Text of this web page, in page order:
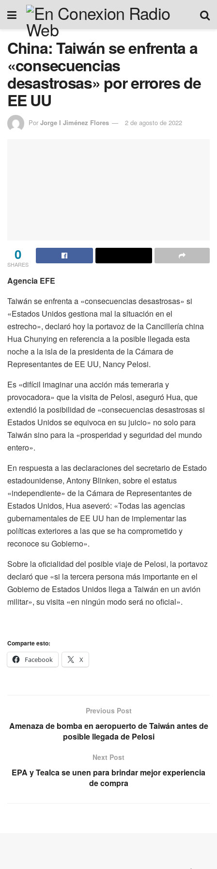
China: Taiwán se enfrenta a
«consecuencias
desastrosas» por errores de
EE UU
Por Jorge I Jiménez Flores 2 de agosto de 2022
0
SHARES
Agencia EFE
Taiwán se enfrenta a «consecuencias desastrosas» si
«Estados Unidos gestiona mal la situación en el
estrecho», declaró hoy la portavoz de la Cancillería china
Hua Chunying en referencia a la posible llegada esta
noche a la isla de la presidenta de la Cámara de
Representantes de EE UU, Nancy Pelosi.
Es «difícil imaginar una acción más temeraria y
provocadora» que la visita de Pelosi, aseguró Hua, que
extendió la posibilidad de «consecuencias desastrosas si
Estados Unidos se equivoca en su juicio» no solo para
Taiwán sino para la «prosperidad y seguridad del mundo
entero».
En respuesta a las declaraciones del secretario de Estado
estadounidense, Antony Blinken, sobre el estatus
«independiente» de la Cámara de Representantes de
Estados Unidos, Hua aseveró: «Todas las agencias
gubernamentales de EE UU han de implementar las
políticas exteriores a las que se ha comprometido y
reconoce su Gobierno».
Sobre la oficialidad del posible viaje de Pelosi, la portavoz
declaró que «si la tercera persona más importante en el
Gobierno de Estados Unidos llega a Taiwán en un avión
militar», su visita «en ningún modo será no oficial».
Comparte esto:
Facebook
X
Previous Post
Amenaza de bomba en aeropuerto de Taiwán antes de
posible llegada de Pelosi
Next Post
EPA y Tealca se unen para brindar mejor experiencia
de compra